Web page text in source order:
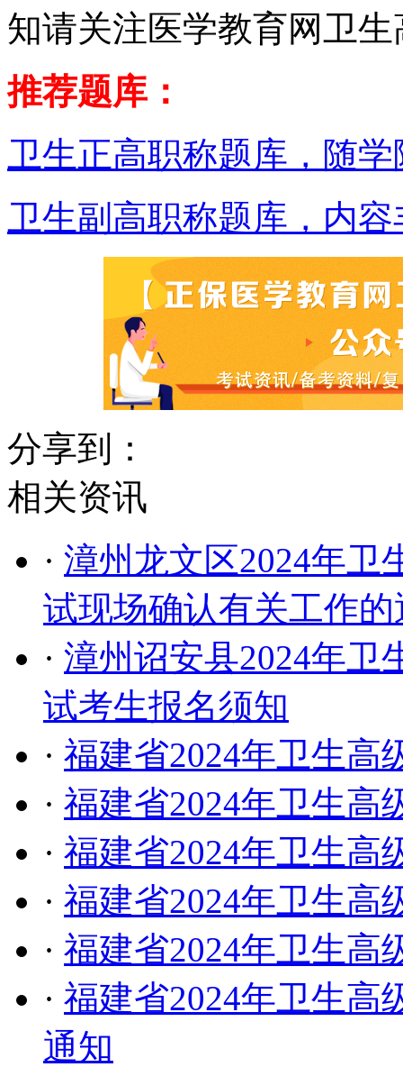
知请关注医学教育网卫
推荐题库：
卫生正高职称题库，随
卫生副高职称题库，内
分享到：
相关资讯
· 漳州龙文区2024年卫
试现场确认有关工作的
· 漳州诏安县2024年卫
试考生报名须知
· 福建省2024年卫生高
· 福建省2024年卫生高
· 福建省2024年卫生高
· 福建省2024年卫生高
· 福建省2024年卫生高
· 福建省2024年卫生高
通知